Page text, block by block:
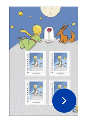
6,25€ HT